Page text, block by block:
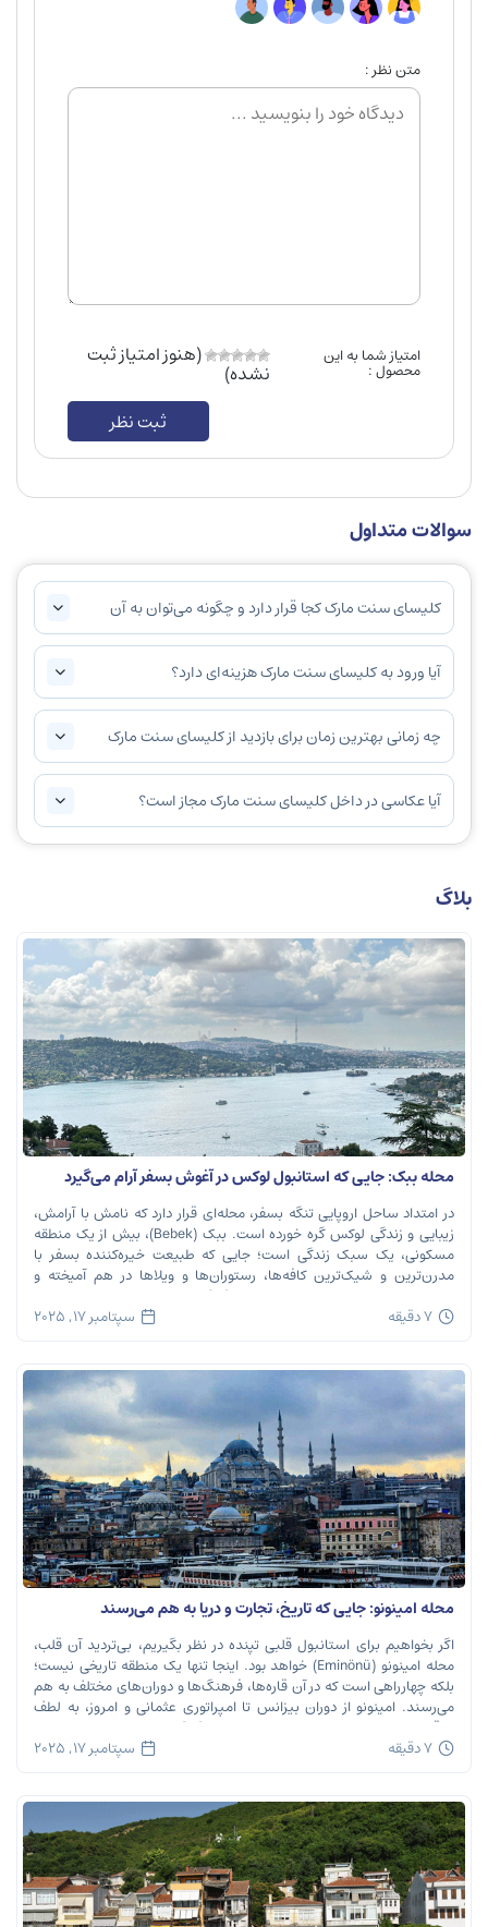
متن نظر :
امتیاز شما به این
محصول :
(هنوز امتیاز ثبت
نشده)
ثبت نظر
سوالات متداول
کلیسای سنت مارک کجا قرار دارد و چگونه می‌توان به آن
دسترسی پیدا کرد؟
آیا ورود به کلیسای سنت مارک هزینه‌ای دارد؟
چه زمانی بهترین زمان برای بازدید از کلیسای سنت مارک
است؟
آیا عکاسی در داخل کلیسای سنت مارک مجاز است؟
بلاگ
محله ببک: جایی که استانبول لوکس در آغوش بسفر آرام می‌گیرد
در امتداد ساحل اروپایی تنگه بسفر، محله‌ای قرار دارد که نامش با آرامش،
زیبایی و زندگی لوکس گره خورده است. ببک (Bebek)، بیش از یک منطقه
مسکونی، یک سبک زندگی است؛ جایی که طبیعت خیره‌کننده بسفر با
مدرن‌ترین و شیک‌ترین کافه‌ها، رستوران‌ها و ویلاها در هم آمیخته و
تصویری بی‌نظیر از استانبول معاصر را به […]
7 دقیقه سپتامبر 17, 2025
محله امینونو: جایی که تاریخ، تجارت و دریا به هم می‌رسند
اگر بخواهیم برای استانبول قلبی تپنده در نظر بگیریم، بی‌تردید آن قلب،
محله امینونو (Eminönü) خواهد بود. اینجا تنها یک منطقه تاریخی نیست؛
بلکه چهارراهی است که در آن قاره‌ها، فرهنگ‌ها و دوران‌های مختلف به هم
می‌رسند. امینونو از دوران بیزانس تا امپراتوری عثمانی و امروز، به لطف
موقعیت استراتژیک خود در دهانه خلیج شاخ […]
7 دقیقه سپتامبر 17, 2025